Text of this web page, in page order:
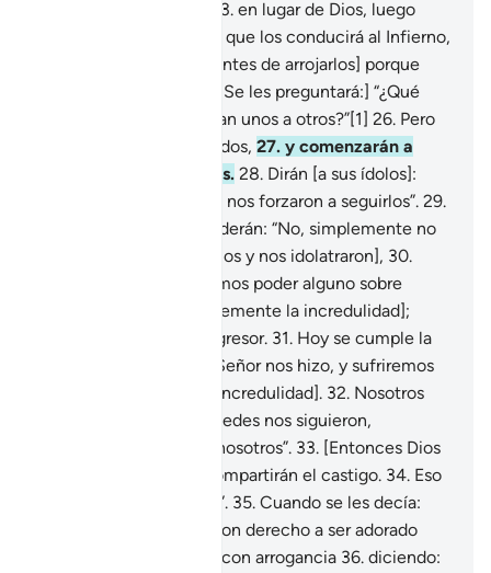
23. en lugar de Dios, luego
arréenlos por el camino que los conducirá al Infierno,
pero deténganlos [antes de arrojarlos] porque
[Se les preguntará:] “¿Qué
sucede que no se ayudan unos a otros?”[1] 26. Pero
ese día estarán entregados, 27. y comenzarán a
reclamarse unos a otros. 28. Dirán [a sus ídolos]:
“Ustedes, con su poder, nos forzaron a seguirlos”. 29.
Pero [los ídolos] responderán: “No, simplemente no
fueron creyentes [en Dios y nos idolatraron], 30.
pues nosotros no teníamos poder alguno sobre
ustedes [y eligieron libremente la incredulidad];
fueron un pueblo transgresor. 31. Hoy se cumple la
amenaza que Nuestro Señor nos hizo, y sufriremos
el castigo [por nuestra incredulidad]. 32. Nosotros
solo los sedujimos y ustedes nos siguieron,
desviándose igual que nosotros”. 33. [Entonces Dios
dirá:] “Todos ustedes compartirán el castigo. 34. Eso
haré con los pecadores”. 35. Cuando se les decía:
“No hay nada ni nadie con derecho a ser adorado
salvo Dios”, respondían con arrogancia 36. diciendo: